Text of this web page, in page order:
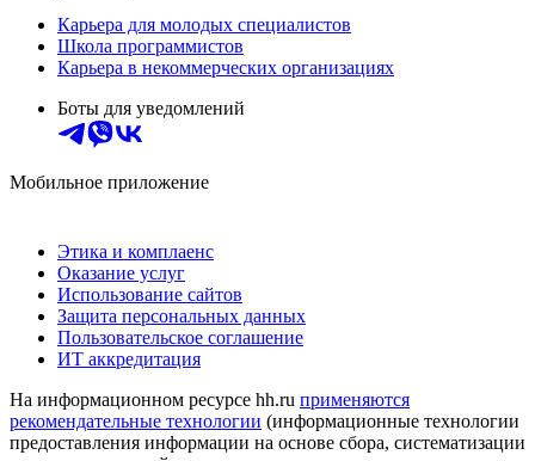
Карьера для молодых специалистов
Школа программистов
Карьера в некоммерческих организациях
Боты для уведомлений
Мобильное приложение
Этика и комплаенс
Оказание услуг
Использование сайтов
Защита персональных данных
Пользовательское соглашение
ИТ аккредитация
На информационном ресурсе hh.ru применяются
рекомендательные технологии (информационные технологии
предоставления информации на основе сбора, систематизации